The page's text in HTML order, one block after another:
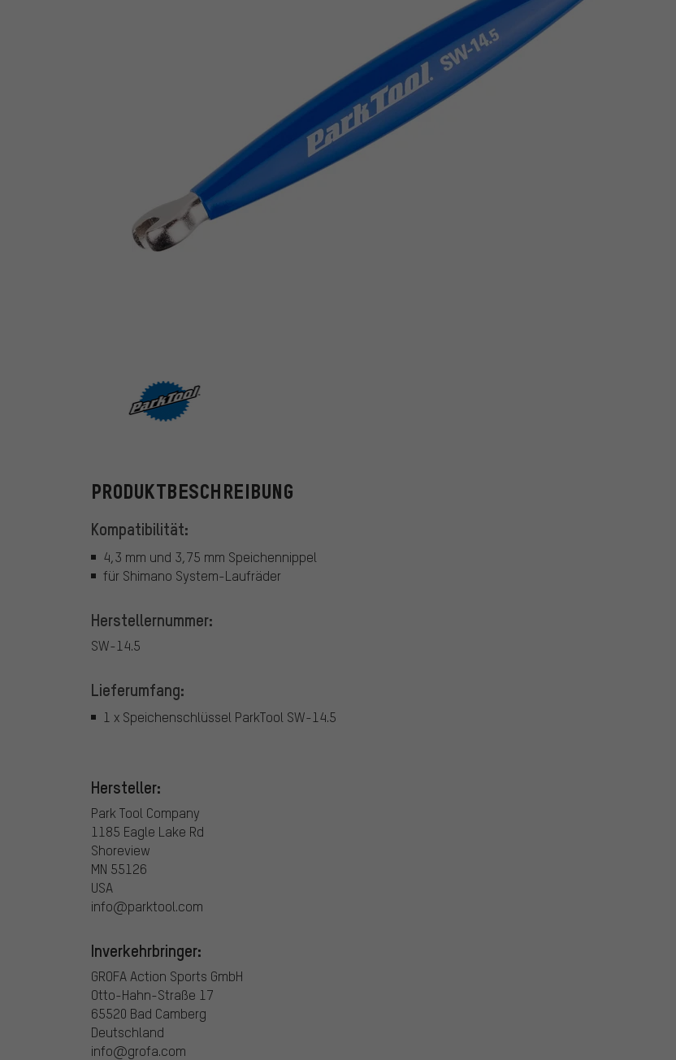
PRODUKTBESCHREIBUNG
Kompatibilität:
4,3 mm und 3,75 mm Speichennippel
für Shimano System-Laufräder
Herstellernummer:
SW-14.5
Lieferumfang:
1 x Speichenschlüssel ParkTool SW-14.5
Hersteller:
Park Tool Company
1185 Eagle Lake Rd
Shoreview
MN 55126
USA
info@parktool.com
Inverkehrbringer:
GROFA Action Sports GmbH
Otto-Hahn-Straße 17
65520 Bad Camberg
Deutschland
info@grofa.com